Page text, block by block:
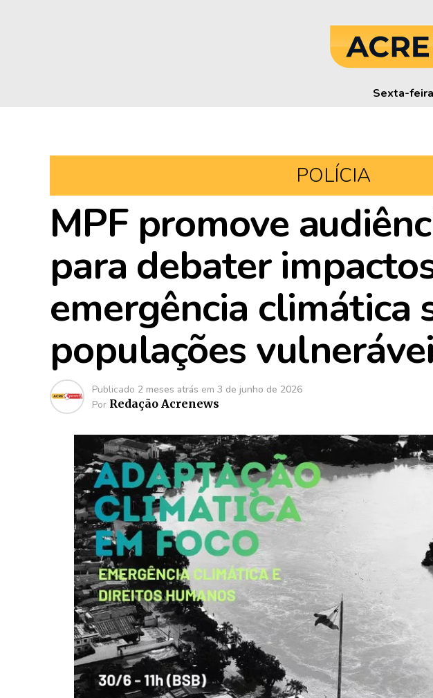
Sexta-
POLÍCIA
MPF promove
para debater
emergência climática
populações
Publicado 2 meses atrás em 3 de junho de 2026
Por Redação Acrenews